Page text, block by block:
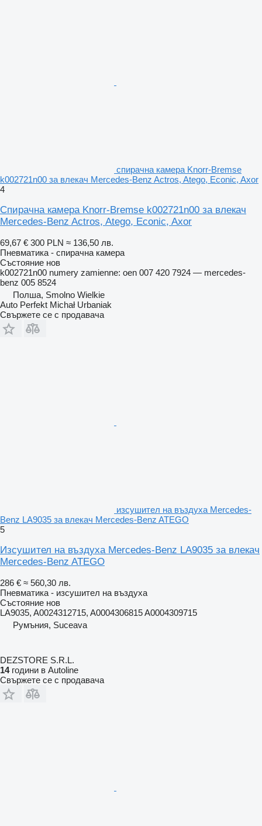
спирачна камера Knorr-Bremse
k002721n00 за влекач Mercedes-Benz Actros, Atego, Econic, Axor
4
Спирачна камера Knorr-Bremse k002721n00 за влекач
Mercedes-Benz Actros, Atego, Econic, Axor
69,67 € 300 PLN ≈ 136,50 лв.
Пневматика - спирачна камера
Състояние нов
k002721n00 numery zamienne: oen 007 420 7924 — mercedes-
benz 005 8524
Полша, Smolno Wielkie
Auto Perfekt Michał Urbaniak
Свържете се с продавача
изсушител на въздуха Mercedes-
Benz LA9035 за влекач Mercedes-Benz ATEGO
5
Изсушител на въздуха Mercedes-Benz LA9035 за влекач
Mercedes-Benz ATEGO
286 € ≈ 560,30 лв.
Пневматика - изсушител на въздуха
Състояние нов
LA9035, A0024312715, A0004306815 A0004309715
Румъния, Suceava
DEZSTORE S.R.L.
14години в Autoline
Свържете се с продавача